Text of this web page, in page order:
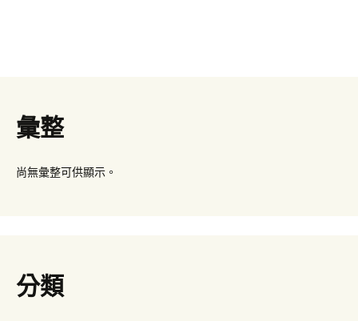
彙整
尚無彙整可供顯示。
分類